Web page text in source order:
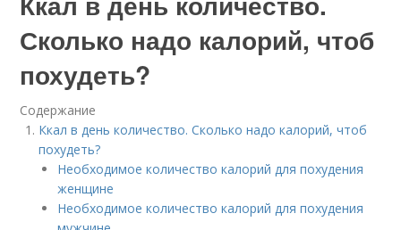
Сколько надо калорий, чтоб
похудеть?
Содержание
Ккал в день количество. Сколько надо калорий, чтоб
похудеть?
Необходимое количество калорий для похудения
женщине
Необходимое количество калорий для похудения